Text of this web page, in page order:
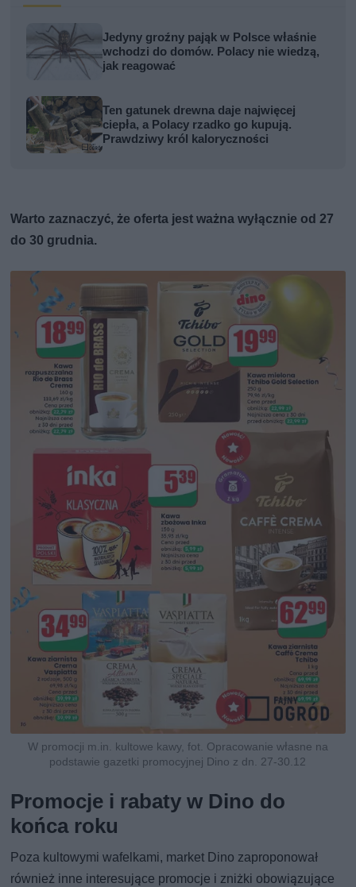
Jedyny groźny pająk w Polsce właśnie
wchodzi do domów. Polacy nie wiedzą,
jak reagować
Ten gatunek drewna daje najwięcej
ciepła, a Polacy rzadko go kupują.
Prawdziwy król kaloryczności
Warto zaznaczyć, że oferta jest ważna wyłącznie od 27
do 30 grudnia.
W promocji m.in. kultowe kawy, fot. Opracowanie własne na
podstawie gazetki promocyjnej Dino z dn. 27-30.12
Promocje i rabaty w Dino do
końca roku
Poza kultowymi wafelkami, market Dino zaproponował
również inne interesujące promocje i zniżki obowiązujące